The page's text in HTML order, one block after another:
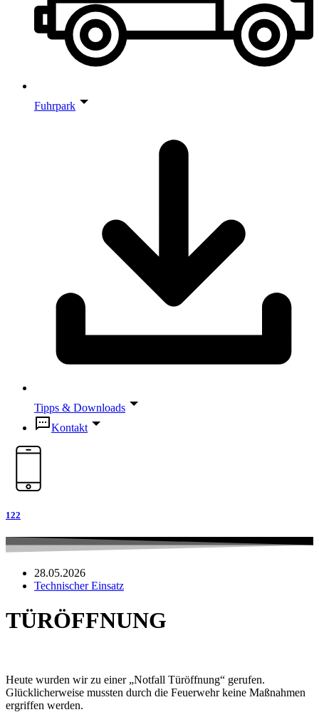
Fuhrpark
Tipps & Downloads
Kontakt
122
28.05.2026
Technischer Einsatz
TÜRÖFFNUNG
Heute wurden wir zu einer „Notfall Türöffnung“ gerufen.
Glücklicherweise mussten durch die Feuerwehr keine Maßnahmen
ergriffen werden.